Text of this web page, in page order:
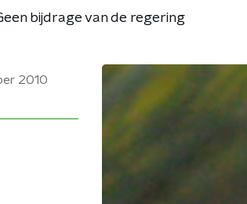
bijdrage van de regering
2010